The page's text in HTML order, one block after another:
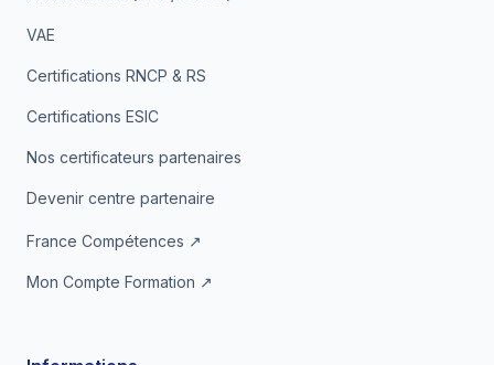
VAE
Certifications RNCP & RS
Certifications ESIC
Nos certificateurs partenaires
Devenir centre partenaire
France Compétences ↗
Mon Compte Formation ↗